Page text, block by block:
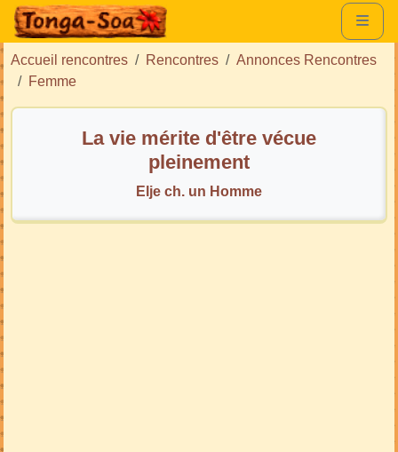
Accueil rencontres Rencontres
Annonces Rencontres
Femme
La vie mérite d'être vécue
pleinement
Elje ch. un Homme